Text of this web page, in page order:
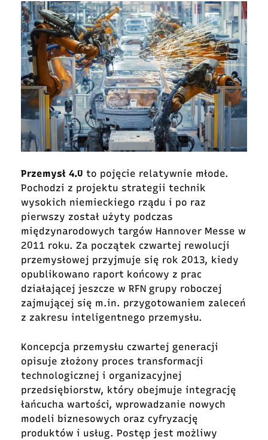
Przemysł 4.0 to pojęcie relatywnie młode.
Pochodzi z projektu strategii technik
wysokich niemieckiego rządu i po raz
pierwszy został użyty podczas
międzynarodowych targów Hannover Messe w
2011 roku. Za początek czwartej rewolucji
przemysłowej przyjmuje się rok 2013, kiedy
opublikowano raport końcowy z prac
działającej jeszcze w RFN grupy roboczej
zajmującej się m.in. przygotowaniem zaleceń
z zakresu inteligentnego przemysłu.
Koncepcja przemysłu czwartej generacji
opisuje złożony proces transformacji
technologicznej i organizacyjnej
przedsiębiorstw, który obejmuje integrację
łańcucha wartości, wprowadzanie nowych
modeli biznesowych oraz cyfryzację
produktów i usług. Postęp jest możliwy